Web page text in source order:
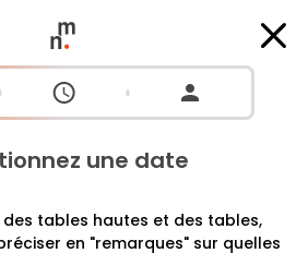
une date
tables hautes et des tables,
en "remarques" sur quelles